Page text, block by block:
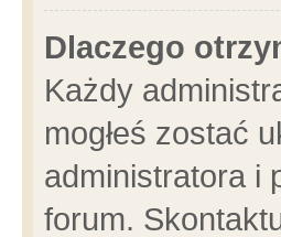
Dlaczego
Każdy
mogłeś zostać
administratora i
forum.